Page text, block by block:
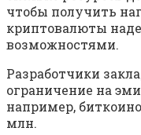
чтобы получить
криптовалюты
возможностями.
Разработчики
ограничение на
например,
млн.